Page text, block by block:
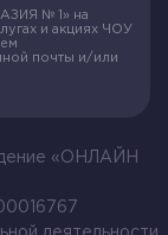
покрытие
изданиях,
тоже
№ 1» на
и акциях ЧОУ
почты и/или
«ОНЛАЙН